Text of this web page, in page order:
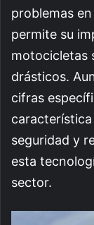
problemas
permite su
motocicletas
drásticos.
cifras
seguridad y
esta
sector.